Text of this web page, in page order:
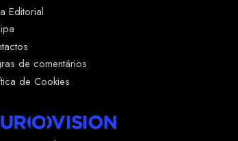
Editorial
de comentários
de Cookies